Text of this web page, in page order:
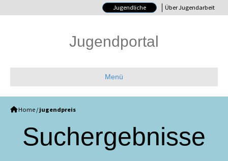
Jugendliche Über Jugendarbeit
Jugendportal
Menü
Home / jugendpreis
Such­ergebnisse